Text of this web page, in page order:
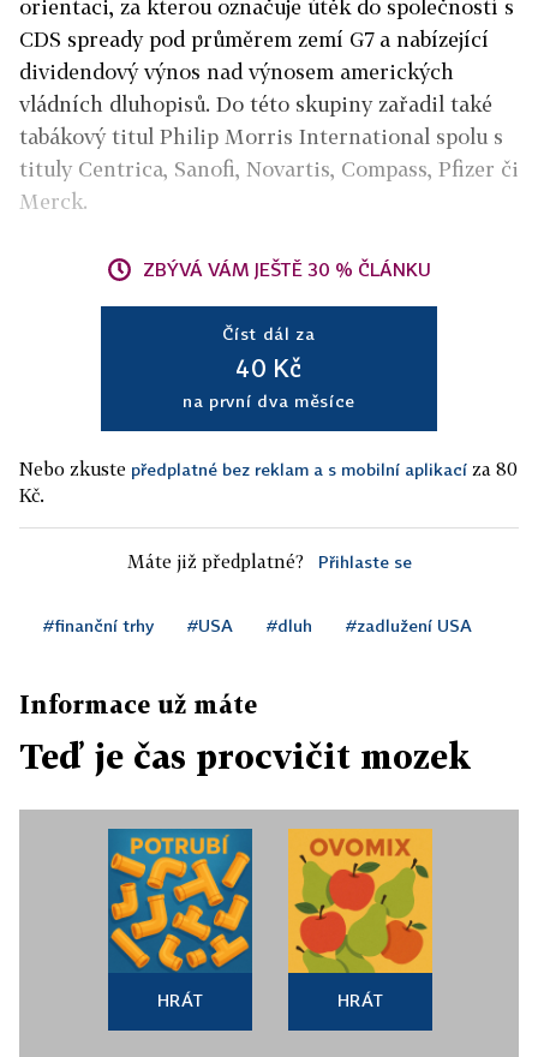
orientaci, za kterou označuje útěk do společností s
CDS spready pod průměrem zemí G7 a nabízející
dividendový výnos nad výnosem amerických
vládních dluhopisů. Do této skupiny zařadil také
tabákový titul Philip Morris International spolu s
tituly Centrica, Sanofi, Novartis, Compass, Pfizer či
Merck.
ZBÝVÁ VÁM JEŠTĚ 30 % ČLÁNKU
Číst dál za
40 Kč
na první dva měsíce
Nebo zkuste předplatné bez reklam a s mobilní aplikací za 80
Kč.
Máte již předplatné? Přihlaste se
#finanční trhy #USA #dluh #zadlužení USA
Informace už máte
Teď je čas procvičit mozek
HRÁT HRÁT